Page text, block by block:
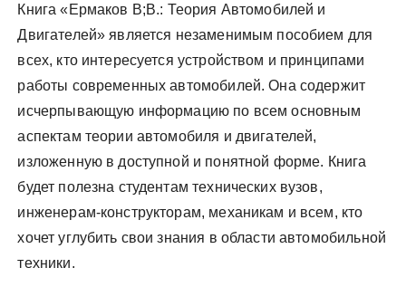
Книга «Ермаков В;В.: Теория Автомобилей и
Двигателей» является незаменимым пособием для
всех, кто интересуется устройством и принципами
работы современных автомобилей. Она содержит
исчерпывающую информацию по всем основным
аспектам теории автомобиля и двигателей,
изложенную в доступной и понятной форме. Книга
будет полезна студентам технических вузов,
инженерам-конструкторам, механикам и всем, кто
хочет углубить свои знания в области автомобильной
техники.